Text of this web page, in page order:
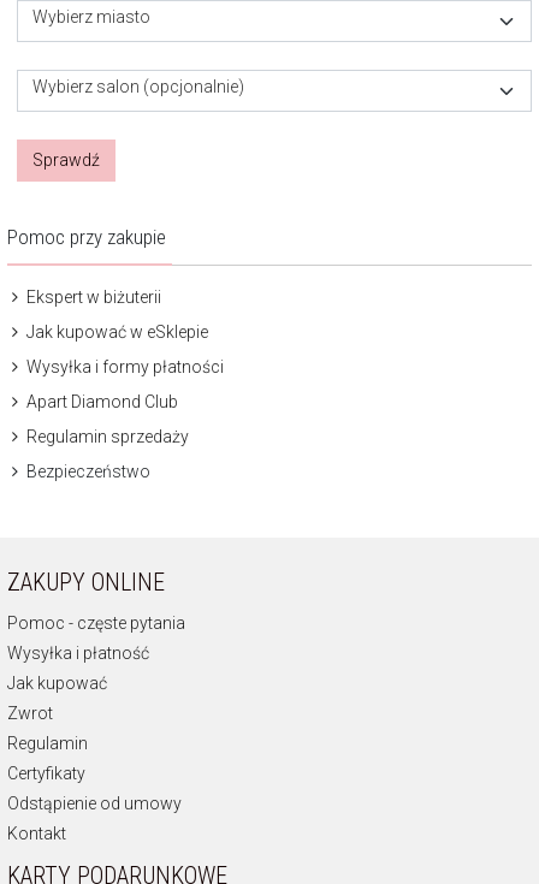
Wybierz miasto
Wybierz salon (opcjonalnie)
Sprawdź
Pomoc przy zakupie
Ekspert w biżuterii
Jak kupować w eSklepie
Wysyłka i formy płatności
Apart Diamond Club
Regulamin sprzedaży
Bezpieczeństwo
ZAKUPY ONLINE
Pomoc - częste pytania
Wysyłka i płatność
Jak kupować
Zwrot
Regulamin
Certyfikaty
Odstąpienie od umowy
Kontakt
KARTY PODARUNKOWE